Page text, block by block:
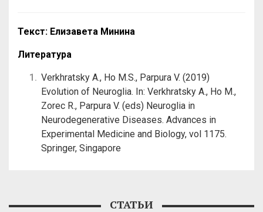
Текст: Елизавета Минина
Литература
Verkhratsky A., Ho M.S., Parpura V. (2019)
Evolution of Neuroglia. In: Verkhratsky A., Ho M.,
Zorec R., Parpura V. (eds) Neuroglia in
Neurodegenerative Diseases. Advances in
Experimental Medicine and Biology, vol 1175.
Springer, Singapore
СТАТЬИ